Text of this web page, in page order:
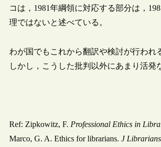
コは，1981年綱領に対応する部分は，
理ではないと述べている。
わが国でもこれから翻訳や検討が行われ
しかし，こうした批判以外にあまり活発
Ref: Zipkowitz, F. Professional Ethics in
Marco, G. A. Ethics for librarians. J